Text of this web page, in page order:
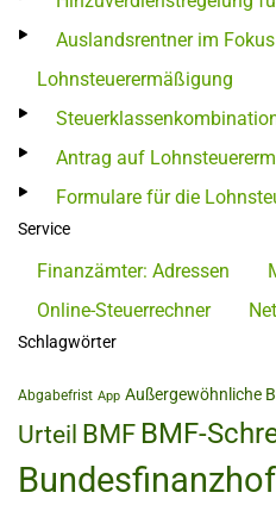
Auslandsrentner im
Lohnsteuerermäßigung
Antrag auf
Formulare für die
Service
Finanzämter: Adressen
Online-Steuerrechner
Schlagwörter
Abgabefrist App Außergewöhnliche
Urteil BMF BMF-
Bundesfinanzhof